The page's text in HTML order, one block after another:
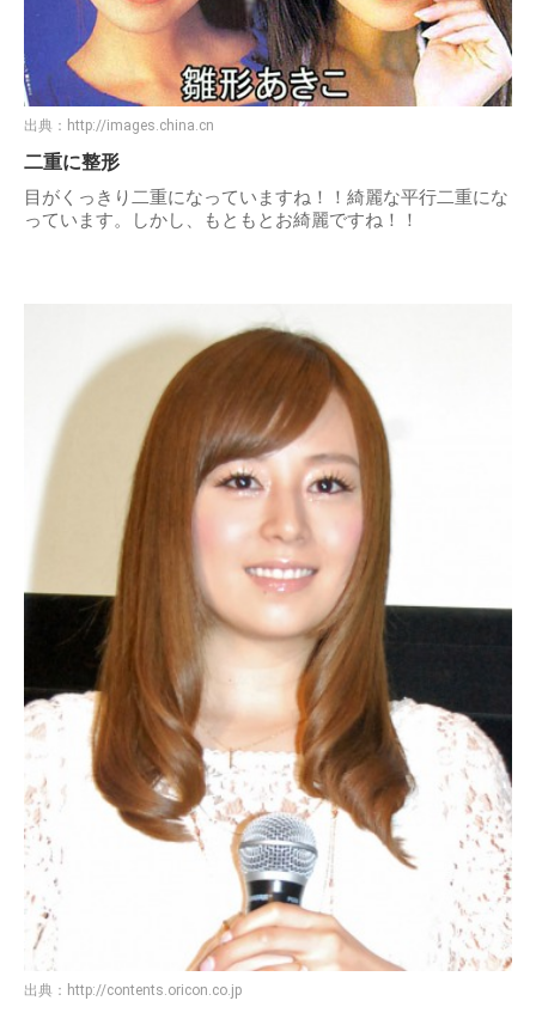
出典： http://images.china.cn
二重に整形
目がくっきり二重になっていますね！！綺麗な平行二重にな
っています。しかし、もともとお綺麗ですね！！
出典： http://contents.oricon.co.jp